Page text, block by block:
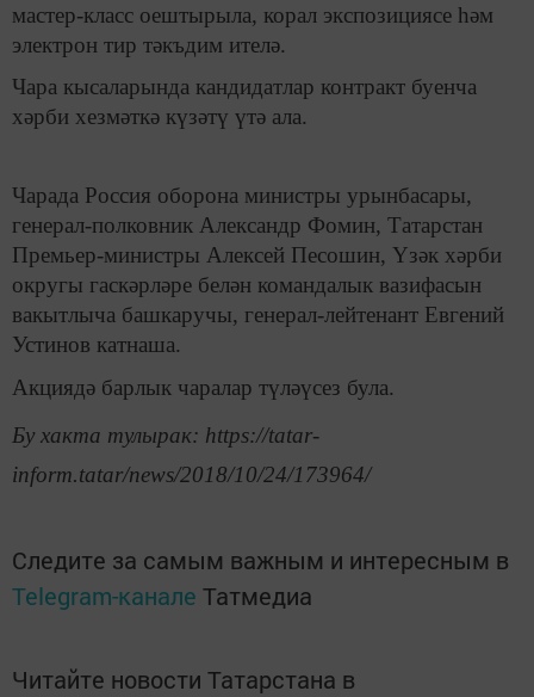
мастер-класс оештырыла, корал экспозициясе һәм
электрон тир тәкъдим ителә.
Чара кысаларында кандидатлар контракт буенча
хәрби хезмәткә күзәтү үтә ала.
Чарада Россия оборона министры урынбасары,
генерал-полковник Александр Фомин, Татарстан
Премьер-министры Алексей Песошин, Үзәк хәрби
округы гаскәрләре белән командалык вазифасын
вакытлыча башкаручы, генерал-лейтенант Евгений
Устинов катнаша.
Акциядә барлык чаралар түләүсез була.
Бу хакта тулырак: https://tatar-
inform.tatar/news/2018/10/24/173964/
Следите за самым важным и интересным в
Telegram-канале Татмедиа
Читайте новости Татарстана в